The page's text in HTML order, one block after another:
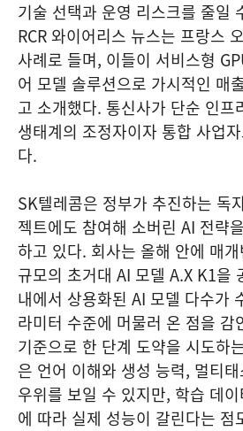
기술 선택과 운영 리스크를 줄일
RCR 와이어리스 뉴스는 프랑스
사례로 들며, 이들이 서비스형
어 모델 솔루션으로 가시적인 매
고 소개했다. 통신사가 단순 인프
생태계의 조정자이자 통합 사업
다.
SK텔레콤은 정부가 추진하는 독
젝트에도 참여해 소버린 AI 전략
하고 있다. 회사는 올해 안에 매
규모의 초거대 AI 모델 A.X K1을
내에서 상용화된 AI 모델 다수가
라미터 수준에 머물러 온 점을 감
기준으로 한 단계 도약을 시도하
은 언어 이해와 생성 능력, 멀티
우위를 보일 수 있지만, 학습 데
에 따라 실제 성능이 갈린다는 점